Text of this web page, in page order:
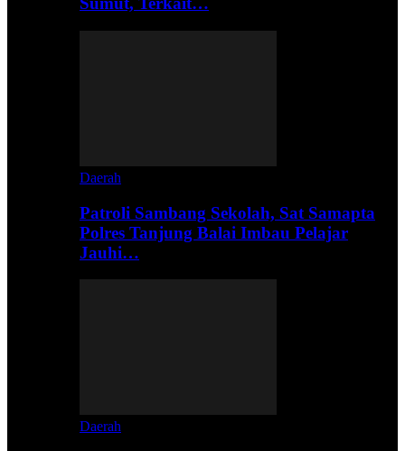
Daerah
Patroli Sambang Sekolah, Sat Samapta
Polres Tanjung Balai Imbau Pelajar
Jauhi…
Daerah